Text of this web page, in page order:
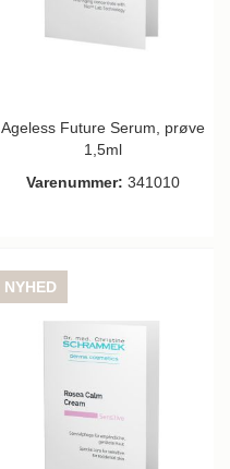
Ageless Future Serum, prøve
1,5ml
Varenummer: 341010
NYHED